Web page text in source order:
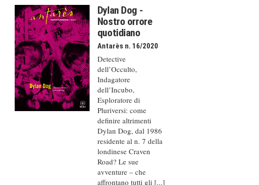
Dylan Dog -
Nostro orrore
quotidiano
Antarès n. 16/2020
Detective
dell’Occulto,
Indagatore
dell’Incubo,
Esploratore di
Pluriversi: come
definire altrimenti
Dylan Dog, dal 1986
residente al n. 7 della
londinese Craven
Road? Le sue
avventure – che
affrontano tutti gli [...]